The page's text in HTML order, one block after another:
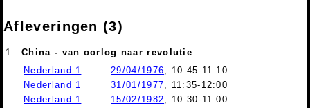
Afleveringen (3)
1.
China - van oorlog naar revolutie
Nederland 1
29/04/1976, 10:45-11:10
Nederland 1
31/01/1977, 11:35-12:00
Nederland 1
15/02/1982, 10:30-11:00